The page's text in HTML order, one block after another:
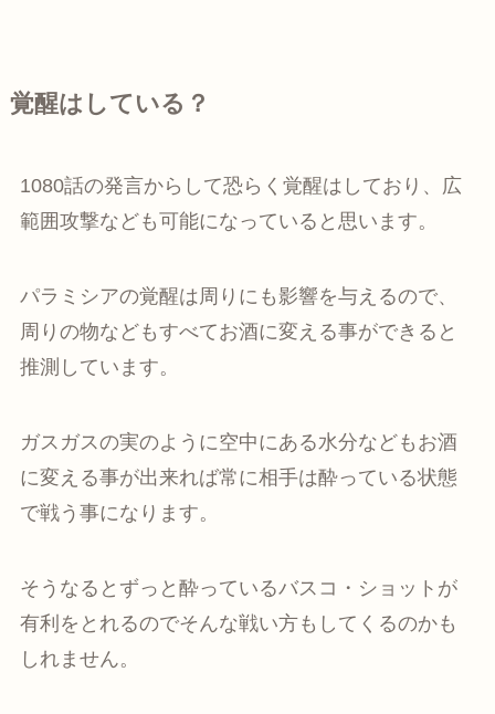
覚醒はしている？
1080話の発言からして恐らく覚醒はしており、広
範囲攻撃なども可能になっていると思います。
パラミシアの覚醒は周りにも影響を与えるので、
周りの物などもすべてお酒に変える事ができると
推測しています。
ガスガスの実のように空中にある水分などもお酒
に変える事が出来れば常に相手は酔っている状態
で戦う事になります。
そうなるとずっと酔っているバスコ・ショットが
有利をとれるのでそんな戦い方もしてくるのかも
しれません。